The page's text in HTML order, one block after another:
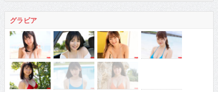
グラビア